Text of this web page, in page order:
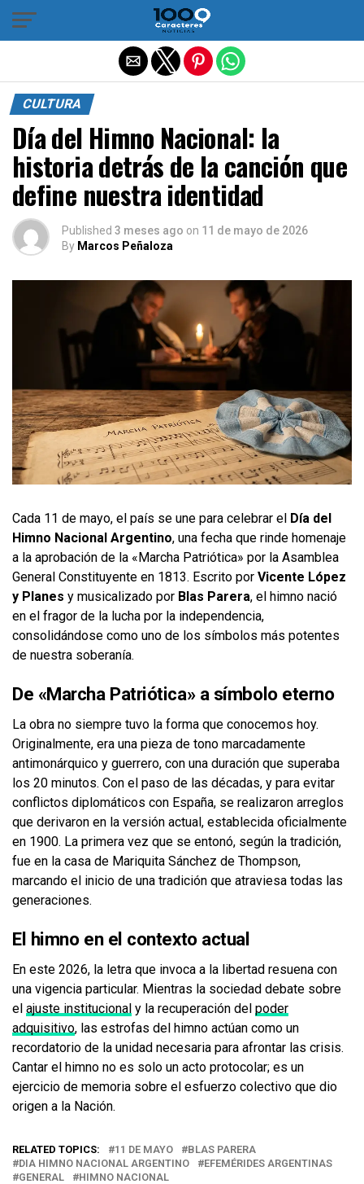
CULTURA
Día del Himno Nacional: la
historia detrás de la canción que
define nuestra identidad
Published 3 meses ago on 11 de mayo de 2026
By Marcos Peñaloza
Cada 11 de mayo, el país se une para celebrar el Día del
Himno Nacional Argentino, una fecha que rinde homenaje
a la aprobación de la «Marcha Patriótica» por la Asamblea
General Constituyente en 1813. Escrito por Vicente López
y Planes y musicalizado por Blas Parera, el himno nació
en el fragor de la lucha por la independencia,
consolidándose como uno de los símbolos más potentes
de nuestra soberanía.
De «Marcha Patriótica» a símbolo eterno
La obra no siempre tuvo la forma que conocemos hoy.
Originalmente, era una pieza de tono marcadamente
antimonárquico y guerrero, con una duración que superaba
los 20 minutos. Con el paso de las décadas, y para evitar
conflictos diplomáticos con España, se realizaron arreglos
que derivaron en la versión actual, establecida oficialmente
en 1900. La primera vez que se entonó, según la tradición,
fue en la casa de Mariquita Sánchez de Thompson,
marcando el inicio de una tradición que atraviesa todas las
generaciones.
El himno en el contexto actual
En este 2026, la letra que invoca a la libertad resuena con
una vigencia particular. Mientras la sociedad debate sobre
el ajuste institucional y la recuperación del poder
adquisitivo, las estrofas del himno actúan como un
recordatorio de la unidad necesaria para afrontar las crisis.
Cantar el himno no es solo un acto protocolar; es un
ejercicio de memoria sobre el esfuerzo colectivo que dio
origen a la Nación.
RELATED TOPICS: 11 DE MAYO
BLAS PARERA
DIA HIMNO NACIONAL ARGENTINO
EFEMÉRIDES ARGENTINAS
GENERAL
HIMNO NACIONAL
Salir de la versión móvil